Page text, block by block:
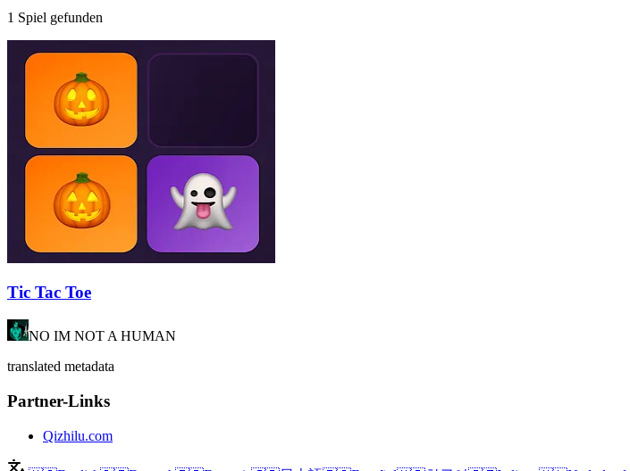
1 Spiel gefunden
Tic Tac Toe
NO IM NOT A HUMAN
translated metadata
Partner-Links
Qizhilu.com